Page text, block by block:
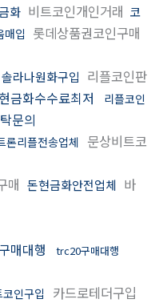
화 비트코인개인거래 코
매입 롯데상품권코인구매
솔라나원화구입 리플코인판
금화수수료최저
리플코인
문의
론리플전송업체 문상비트코
매 돈현금화안전업체 바
매대행
trc20구매대행
인구입
카드로테더구입